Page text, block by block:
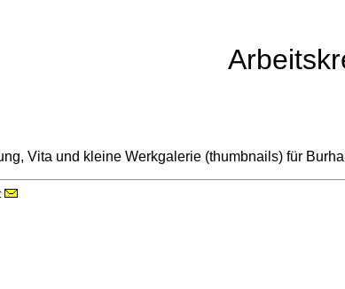
Vita und kleine Werkgalerie (thumbnails) für